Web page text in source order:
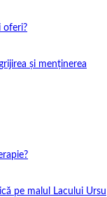
oferi?
și menținerea
pe malul Lacului Ursu